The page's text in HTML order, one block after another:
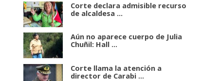
Corte declara admisible recurso
de alcaldesa ...
Aún no aparece cuerpo de Julia
Chuñil: Hall ...
Corte llama la atención a
director de Carabi ...